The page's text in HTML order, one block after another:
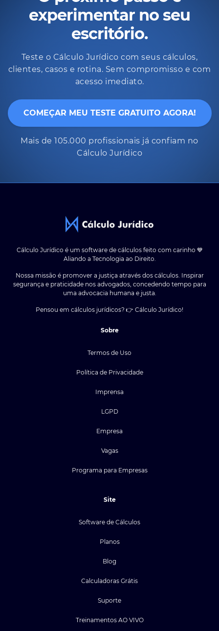
experimentar no seu
escritório.
Teste o Cálculo Jurídico com seus cálculos,
clientes, casos e rotina. Sem compromisso e com
acesso imediato.
COMEÇAR MEU TESTE GRATUITO AGORA!
Mais de 105.000 profissionais já confiam no
Cálculo Jurídico
Cálculo Jurídico é um software de cálculos feito com carinho 💙
Aliando a Tecnologia ao Direito.
Nossa missão é promover a justiça através dos cálculos. Inspirar
segurança e praticidade nos advogados, concedendo tempo para
uma advocacia humana e justa.
Pensou em cálculos jurídicos? 👉 Cálculo Jurídico!
Sobre
Termos de Uso
Política de Privacidade
Imprensa
LGPD
Empresa
Vagas
Programa para Empresas
Site
Software de Cálculos
Planos
Blog
Calculadoras Grátis
Suporte
Treinamentos AO VIVO